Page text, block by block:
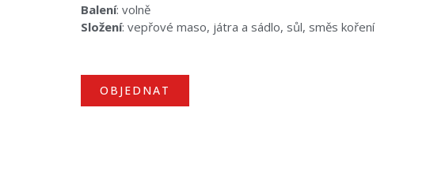
Balení: volně
Složení: vepřové maso, játra a sádlo, sůl, směs koření
OBJEDNAT